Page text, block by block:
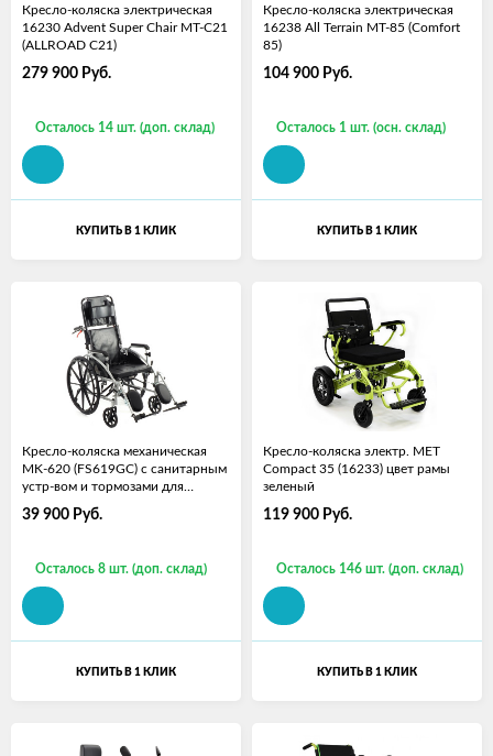
Кресло-коляска электрическая
16230 Advent Super Chair MT-C21
(ALLROAD C21)
279 900 Руб.
Осталось 14 шт. (доп. склад)
КУПИТЬ В 1 КЛИК
Кресло-коляска электрическая
16238 All Terrain MT-85 (Comfort
85)
104 900 Руб.
Осталось 1 шт. (осн. склад)
КУПИТЬ В 1 КЛИК
Кресло-коляска механическая
MK-620 (FS619GC) с санитарным
устр-вом и тормозами для
сопровожд (46 см)
39 900 Руб.
Осталось 8 шт. (доп. склад)
КУПИТЬ В 1 КЛИК
Кресло-коляска электр. MET
Compact 35 (16233) цвет рамы
зеленый
119 900 Руб.
Осталось 146 шт. (доп. склад)
КУПИТЬ В 1 КЛИК